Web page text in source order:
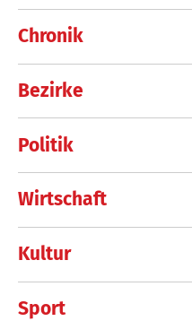
Chronik
Bezirke
Politik
Wirtschaft
Kultur
Sport